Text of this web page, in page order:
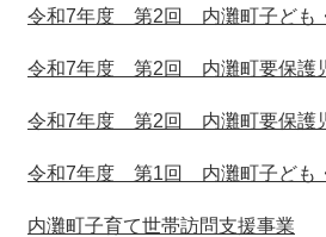
令和7年度 第2回 内灘町子ども
令和7年度 第2回 内灘町要保護
令和7年度 第2回 内灘町要保護
令和7年度 第1回 内灘町子ども
内灘町子育て世帯訪問支援事業